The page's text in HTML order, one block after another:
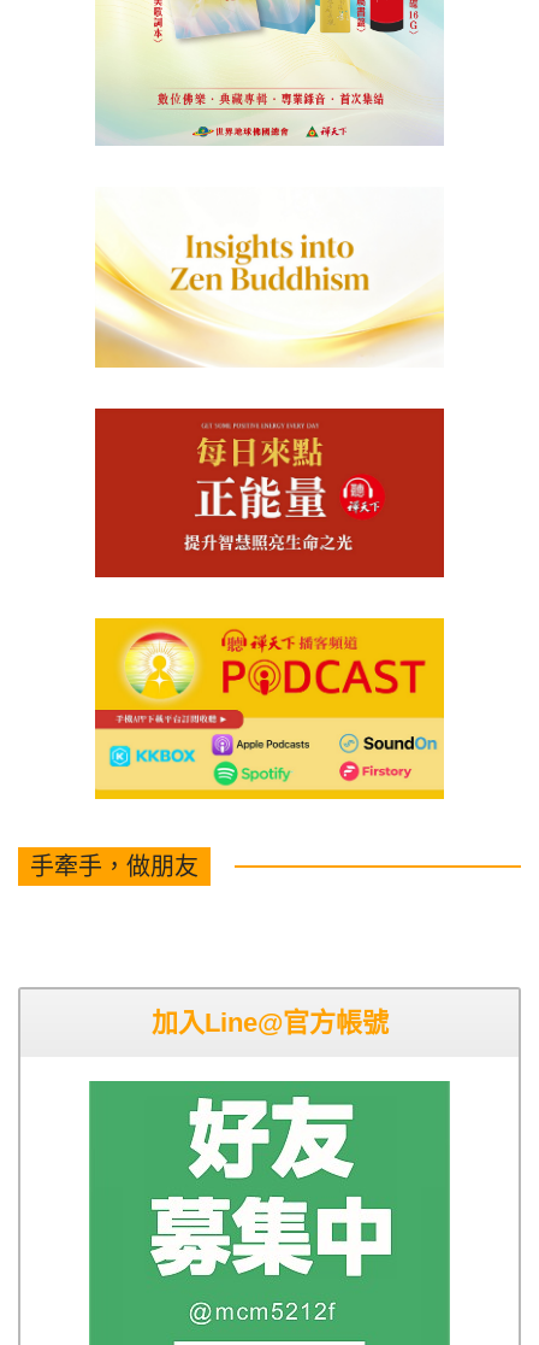
手牽手，做朋友
加入Line@官方帳號